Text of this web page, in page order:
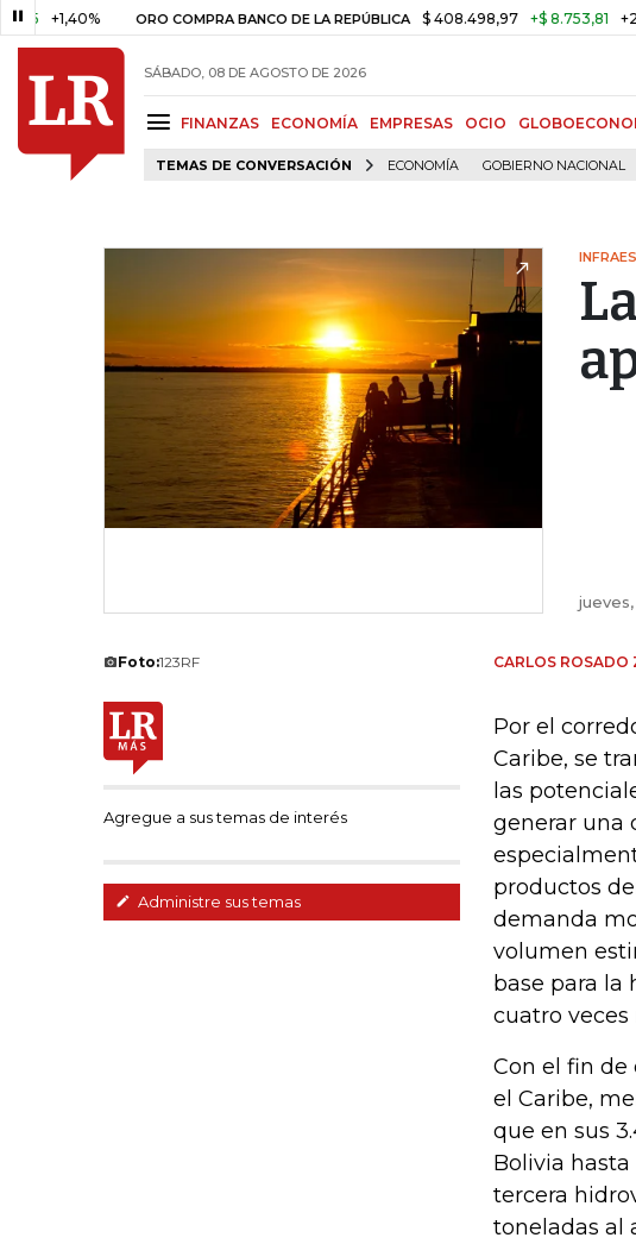
ORO COMPRA BANCO DE LA REPÚBLICA $ 408.498,97 +$ 8.753,81 +2,19%
SÁBADO, 08 DE AGOSTO DE 2026
FINANZAS ECONOMÍA EMPRESAS OCIO
TEMAS DE CONVERSACIÓN ECONOMÍA GOBIERNO NACIONAL
Foto:123RF
Agregue a sus temas de interés
Administre sus temas
CARLOS ROSADO
Por el
Caribe, se
las
generar una
productos
demanda
volumen
base para la
cuatro veces
Con el fin
el Caribe,
que en sus
Bolivia hasta
tercera
toneladas al